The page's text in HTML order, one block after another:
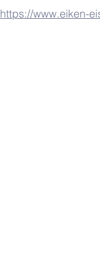
https://www.eiken-